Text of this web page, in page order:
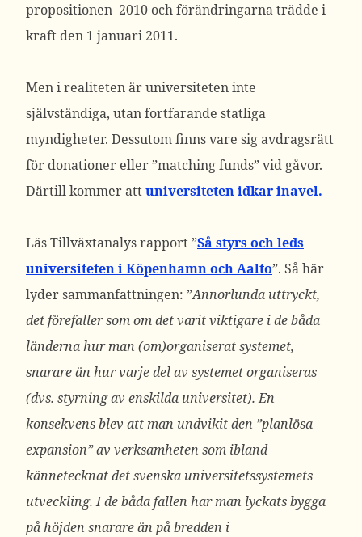
propositionen 2010 och förändringarna trädde i
kraft den 1 januari 2011.
Men i realiteten är universiteten inte
självständiga, utan fortfarande statliga
myndigheter. Dessutom finns vare sig avdragsrätt
för donationer eller ”matching funds” vid gåvor.
Därtill kommer attuniversiteten idkar inavel.
Läs Tillväxtanalys rapport ”Så styrs och leds
universiteten i Köpenhamn och Aalto”. Så här
lyder sammanfattningen: ”Annorlunda uttryckt,
det förefaller som om det varit viktigare i de båda
länderna hur man (om)organiserat systemet,
snarare än hur varje del av systemet organiseras
(dvs. styrning av enskilda universitet). En
konsekvens blev att man undvikit den ”planlösa
expansion” av verksam­heten som ibland
kännetecknat det svenska universitetssystemets
utveckling. I de båda fallen har man lyckats bygga
på höjden snarare än på bredden i